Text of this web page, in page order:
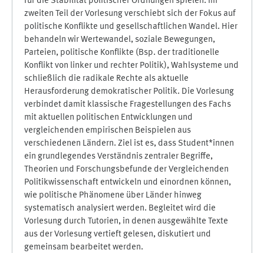
zweiten Teil der Vorlesung verschiebt sich der Fokus auf
politische Konflikte und gesellschaftlichen Wandel. Hier
behandeln wir Wertewandel, soziale Bewegungen,
Parteien, politische Konflikte (Bsp. der traditionelle
Konflikt von linker und rechter Politik), Wahlsysteme und
schließlich die radikale Rechte als aktuelle
Herausforderung demokratischer Politik. Die Vorlesung
verbindet damit klassische Fragestellungen des Fachs
mit aktuellen politischen Entwicklungen und
vergleichenden empirischen Beispielen aus
verschiedenen Ländern. Ziel ist es, dass Student*innen
ein grundlegendes Verständnis zentraler Begriffe,
Theorien und Forschungsbefunde der Vergleichenden
Politikwissenschaft entwickeln und einordnen können,
wie politische Phänomene über Länder hinweg
systematisch analysiert werden. Begleitet wird die
Vorlesung durch Tutorien, in denen ausgewählte Texte
aus der Vorlesung vertieft gelesen, diskutiert und
gemeinsam bearbeitet werden.